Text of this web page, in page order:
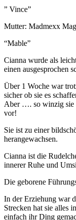
” Vince”
Mutter: Madmexx
“Mable”
Cianna wurde als
einen ausgesprochen
Über 1 Woche war
sicher ob sie es
Aber …. so winzig sie
vor!
Sie ist zu einer
herangewachsen.
Cianna ist die
innerer Ruhe und
Die geborene
In der Erziehung war
Strecken hat sie alles
einfach ihr Ding